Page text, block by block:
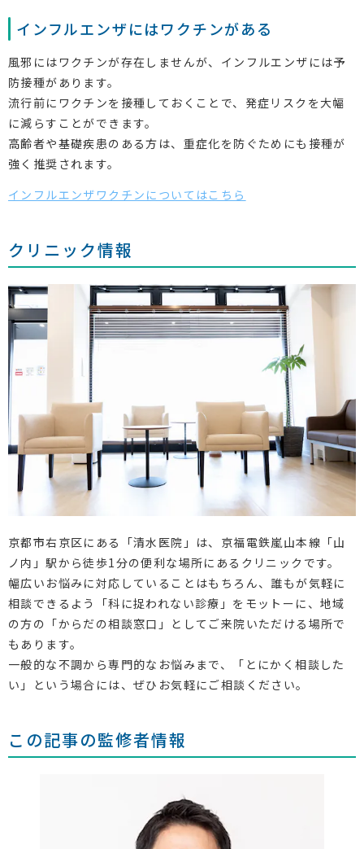
インフルエンザにはワクチンがある
風邪にはワクチンが存在しませんが、インフルエンザには予
防接種があります。
流行前にワクチンを接種しておくことで、発症リスクを大幅
に減らすことができます。
高齢者や基礎疾患のある方は、重症化を防ぐためにも接種が
強く推奨されます。
インフルエンザワクチンについてはこちら
クリニック情報
京都市右京区にある「清水医院」は、京福電鉄嵐山本線「山
ノ内」駅から徒歩1分の便利な場所にあるクリニックです。
幅広いお悩みに対応していることはもちろん、誰もが気軽に
相談できるよう「科に捉われない診療」をモットーに、地域
の方の「からだの相談窓口」としてご来院いただける場所で
もあります。
一般的な不調から専門的なお悩みまで、「とにかく相談した
い」という場合には、ぜひお気軽にご相談ください。
この記事の監修者情報